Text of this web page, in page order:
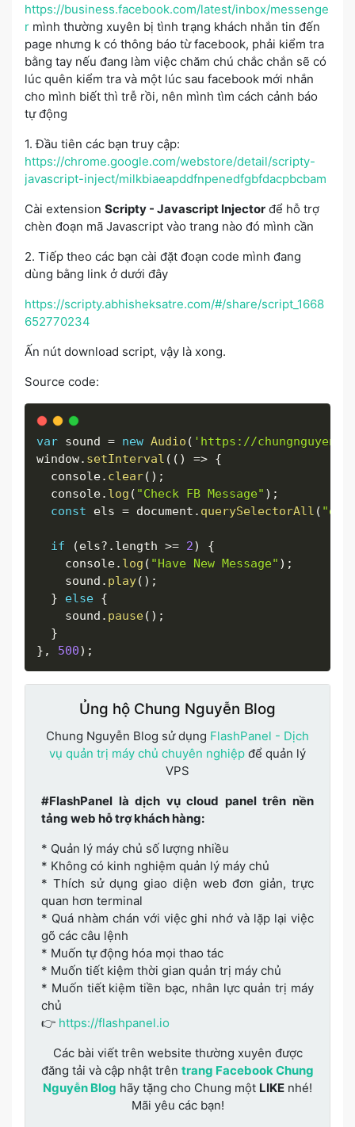
https://business.facebook.com/latest/inbox/messenge
r mình thường xuyên bị tình trạng khách nhắn tin đến
page nhưng k có thông báo từ facebook, phải kiểm tra
bằng tay nếu đang làm việc chăm chú chắc chắn sẽ có
lúc quên kiểm tra và một lúc sau facebook mới nhắn
cho mình biết thì trễ rồi, nên mình tìm cách cảnh báo
tự động
1. Đầu tiên các bạn truy cập:
https://chrome.google.com/webstore/detail/scripty-
javascript-inject/milkbiaeapddfnpenedfgbfdacpbcbam
Cài extension Scripty - Javascript Injector để hỗ trợ
chèn đoạn mã Javascript vào trang nào đó mình cần
2. Tiếp theo các bạn cài đặt đoạn code mình đang
dùng bằng link ở dưới đây
https://scripty.abhisheksatre.com/#/share/script_1668
652770234
Ấn nút download script, vậy là xong.
Source code:
var sound = new Audio ( 'https://
window. setInterval ( ( ) => {
  console
. clear( ) ;
  console
. log ( "Check FB Message" ) ;
const els = document . querySelectorAll (
if (els?. length >= 2)
{
    console
. log ( "Have New Message" ) ;
    sound
. play( ) ;
}
else {
    sound
. pause( ) ;
}
} , 500) ;
Ủng hộ Chung Nguyễn Blog
Chung Nguyễn Blog sử dụng FlashPanel - Dịch
vụ quản trị máy chủ chuyên nghiệp để quản lý
VPS
#FlashPanel là dịch vụ cloud panel trên nền
tảng web hỗ trợ khách hàng:
* Quản lý máy chủ số lượng nhiều
* Không có kinh nghiệm quản lý máy chủ
* Thích sử dụng giao diện web đơn giản, trực
quan hơn terminal
* Quá nhàm chán với việc ghi nhớ và lặp lại việc
gõ các câu lệnh
* Muốn tự động hóa mọi thao tác
* Muốn tiết kiệm thời gian quản trị máy chủ
* Muốn tiết kiệm tiền bạc, nhân lực quản trị máy
chủ
👉 https://flashpanel.io
Các bài viết trên website thường xuyên được
đăng tải và cập nhật trên trang Facebook Chung
Nguyễn Blog hãy tặng cho Chung một LIKE nhé!
Mãi yêu các bạn!